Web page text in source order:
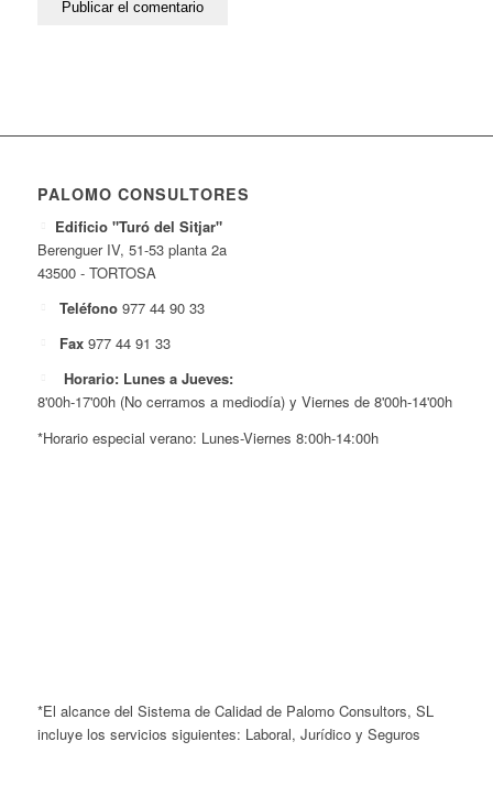
PALOMO CONSULTORES
Edificio "Turó del Sitjar"
Berenguer IV, 51-53 planta 2a
43500 - TORTOSA
Teléfono 977 44 90 33
Fax 977 44 91 33
Horario: Lunes a Jueves:
8'00h-17'00h (No cerramos a mediodía) y Viernes de 8'00h-14'00h
*Horario especial verano: Lunes-Viernes 8:00h-14:00h
*El alcance del Sistema de Calidad de Palomo Consultors, SL
incluye los servicios siguientes: Laboral, Jurídico y Seguros